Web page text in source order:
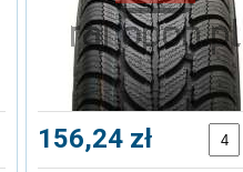
156,24 zł